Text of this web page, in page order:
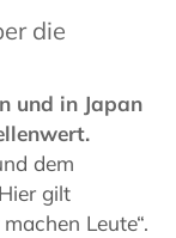
die
und in Japan
dem
gilt
Leute“.